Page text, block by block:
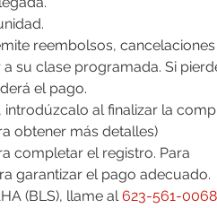
su clase programada. Si
el pago.
obtener más detalles)
completar el registro. Para
garantizar el pago adecuado.
(BLS), llame al 623-561-0068